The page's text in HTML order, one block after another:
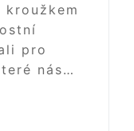
pro
nás…